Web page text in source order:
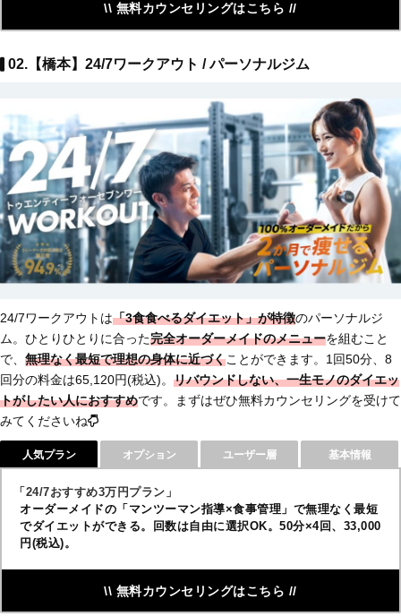
\\ 無料カウンセリングはこちら //
02.【橋本】24/7ワークアウト / パーソナルジム
24/7ワークアウトは「3食食べるダイエット」が特徴のパーソナルジ
ム。ひとりひとりに合った完全オーダーメイドのメニューを組むこと
で、 無理なく最短で理想の身体に近づくことができます。1回50分、8
回分の料金は65,120円(税込)。 リバウンドしない、一生モノのダイエッ
トがしたい人におすすめです。まずはぜひ無料カウンセリングを受けて
みてくださいね
人気プラン オプション ユーザー層 基本情報
「24/7おすすめ3万円プラン」
オーダーメイドの「マンツーマン指導×食事管理」で無理なく最短
でダイエットができる。回数は自由に選択OK。50分×4回、33,000
円(税込)。
\\ 無料カウンセリングはこちら //